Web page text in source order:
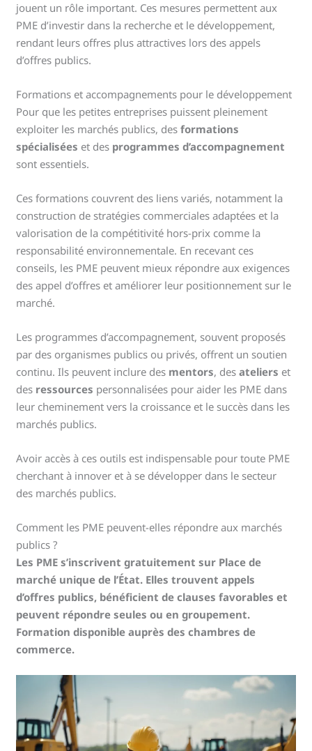
jouent un rôle important. Ces mesures permettent aux
PME d’investir dans la recherche et le développement,
rendant leurs offres plus attractives lors des appels
d’offres publics.
Formations et accompagnements pour le développement
Pour que les petites entreprises puissent pleinement
exploiter les marchés publics, desformations
spécialisées et des programmes d’accompagnement
sont essentiels.
Ces formations couvrent des liens variés, notamment la
construction de stratégies commerciales adaptées et la
valorisation de la compétitivité hors-prix comme la
responsabilité environnementale. En recevant ces
conseils, les PME peuvent mieux répondre aux exigences
des appel d’offres et améliorer leur positionnement sur le
marché.
Les programmes d’accompagnement, souvent proposés
par des organismes publics ou privés, offrent un soutien
continu. Ils peuvent inclure des mentors, desateliers et
des ressources personnalisées pour aider les PME dans
leur cheminement vers la croissance et le succès dans les
marchés publics.
Avoir accès à ces outils est indispensable pour toute PME
cherchant à innover et à se développer dans le secteur
des marchés publics.
Comment les PME peuvent-elles répondre aux marchés
publics ?
Les PME s’inscrivent gratuitement sur Place de
marché unique de l’État. Elles trouvent appels
d’offres publics, bénéficient de clauses favorables et
peuvent répondre seules ou en groupement.
Formation disponible auprès des chambres de
commerce.